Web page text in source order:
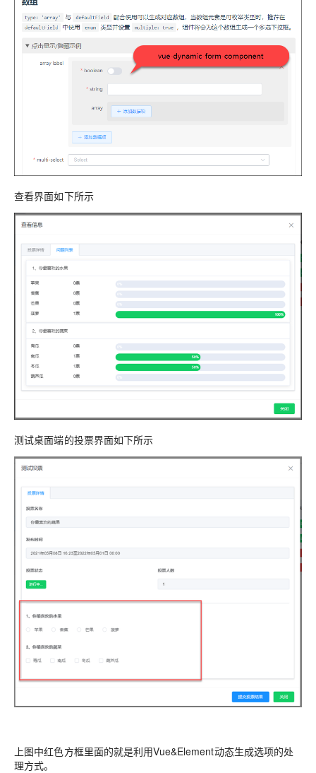
查看界面如下所示
测试桌面端的投票界面如下所示
上图中红色方框里面的就是利用Vue&Element动态生成选项的处
理方式。